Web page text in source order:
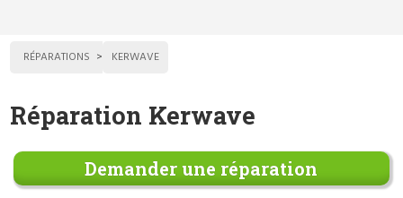
RÉPARATIONS KERWAVE
Réparation Kerwave
Demander une réparation